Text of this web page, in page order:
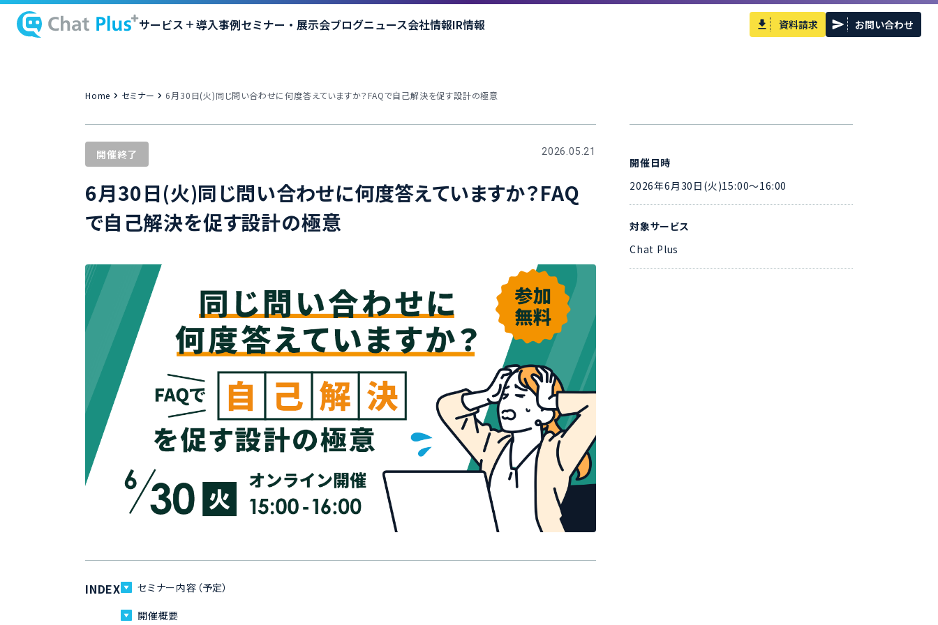
サービス 導入事例セミナー・展示会ブログニュース会社情報IR情報 資料請求 お問い合わせ
Home セミナー 6月30日(火)同じ問い合わせに何度答えていますか？FAQで自己解決を促す設計の極意
開催終了 2026.05.21
6月30日(火)同じ問い合わせに何度答えていますか？FAQ
で自己解決を促す設計の極意
INDEX
セミナー内容（予定）
開催概要
開催日時
2026年6月30日(火)15:00～16:00
対象サービス
Chat Plus